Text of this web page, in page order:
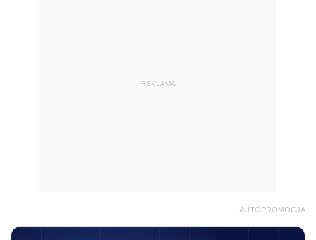
REKLAMA
AUTOPROMOCJA